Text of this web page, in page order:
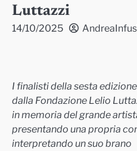
Luttazzi
14/10/2025
I finalisti della sesta
dalla Fondazione Lelio
in memoria del grande
presentando una propria
interpretando un suo brano